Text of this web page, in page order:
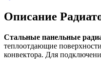
Описание
Стальные панельные
теплоотдающие
конвектора. Для